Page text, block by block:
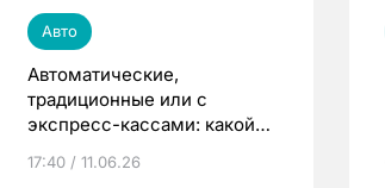
Авто
Автоматические,
традиционные или с
экспресс-кассами: какой
водители?
17:40 / 11.06.26